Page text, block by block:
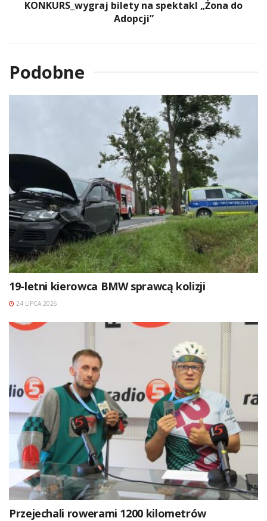
KONKURS_wygraj bilety na spektakl „Żona do
Adopcji”
Podobne
19-letni kierowca BMW sprawcą kolizji
24 LIPCA 2026
Przejechali rowerami 1200 kilometrów